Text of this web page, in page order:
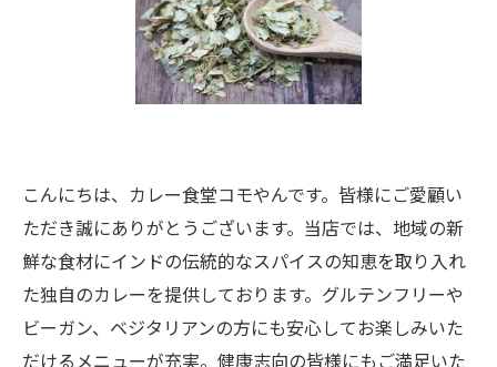
こんにちは、カレー食堂コモやんです。皆様にご愛顧い
ただき誠にありがとうございます。当店では、地域の新
鮮な食材にインドの伝統的なスパイスの知恵を取り入れ
た独自のカレーを提供しております。グルテンフリーや
ビーガン、ベジタリアンの方にも安心してお楽しみいた